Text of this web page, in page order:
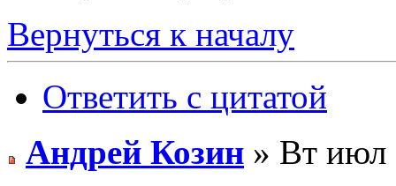
Вернуться к началу
Ответить с цитатой
Андрей Козин » Вт июл